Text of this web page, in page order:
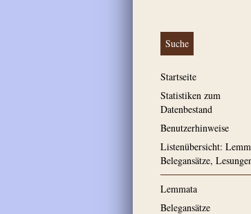
Suche
Startseite
Statistiken zum
Datenbestand
Benutzerhinweise
Listenübersicht:
Belegansätze,
Lemmata
Belegansätze